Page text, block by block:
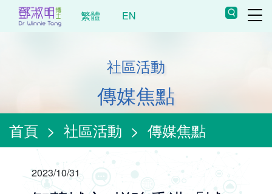
繁體 EN
社區活動
傳媒焦點
首頁 > 社區活動 > 傳媒焦點
2023/10/31